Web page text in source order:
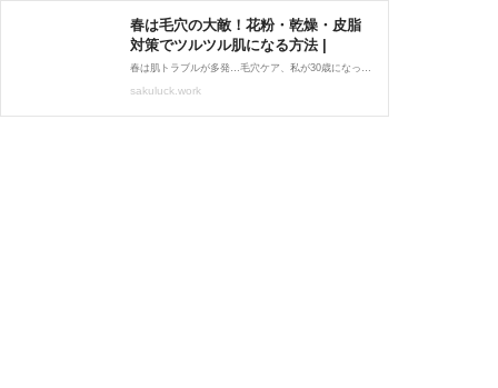
春は毛穴の大敵！花粉・乾燥・皮脂
対策でツルツル肌になる方法 |
春は肌トラブルが多発…毛穴ケア、私が30歳になって気づいたこと 春って聞くと、ポカポカ陽気で心もウキウキしちゃいますよね。でも、実は肌トラブルが最も出やすい季節のひとつって知っていましたか？特に私は30歳を過ぎて、肌が以前よりデリケートにな
sakuluck.work